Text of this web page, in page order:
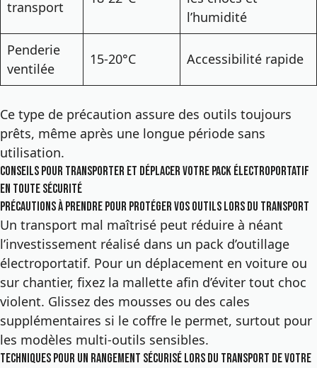
transport
l’humidité
Penderie
ventilée
15-20°C Accessibilité rapide
Ce type de précaution assure des outils toujours
prêts, même après une longue période sans
utilisation.
Conseils pour transporter et déplacer votre pack électroportatif
en toute sécurité
Précautions à prendre pour protéger vos outils lors du transport
Un transport mal maîtrisé peut réduire à néant
l’investissement réalisé dans un pack d’outillage
électroportatif. Pour un déplacement en voiture ou
sur chantier, fixez la mallette afin d’éviter tout choc
violent. Glissez des mousses ou des cales
supplémentaires si le coffre le permet, surtout pour
les modèles multi-outils sensibles.
Techniques pour un rangement sécurisé lors du transport de votre